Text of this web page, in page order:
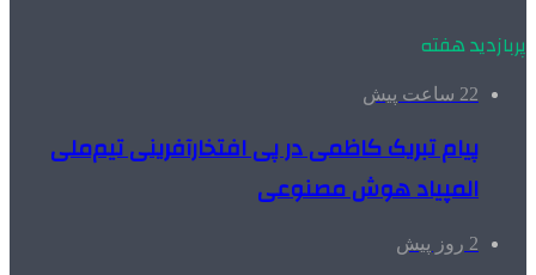
پربازدید هفته
22 ساعت پیش
پیام تبریک کاظمی در پی افتخارآفرینی تیم‌ملی
المپیاد هوش مصنوعی
2 روز پیش